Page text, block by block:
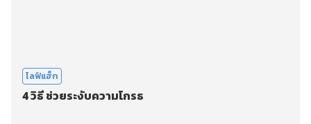
ไลฟ์แฮ็ก
4 วิธี ช่วยระงับความโกรธ